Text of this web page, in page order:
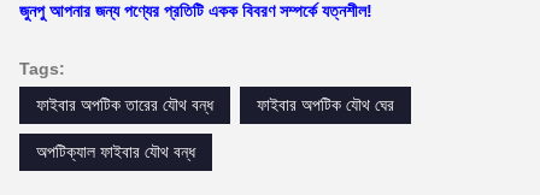
জুনপু আপনার জন্য পণ্যের প্রতিটি একক বিবরণ সম্পর্কে যত্নশীল!
Tags:
ফাইবার অপটিক তারের যৌথ বন্ধ
ফাইবার অপটিক যৌথ ঘের
অপটিক্যাল ফাইবার যৌথ বন্ধ